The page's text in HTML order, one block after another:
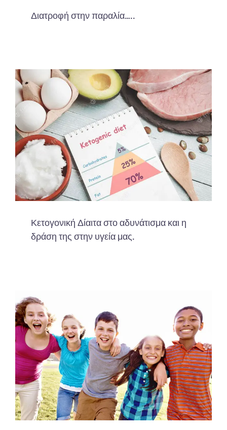
Διατροφή στην παραλία…..
Κετογονική Δίαιτα στο αδυνάτισμα και η
δράση της στην υγεία μας.